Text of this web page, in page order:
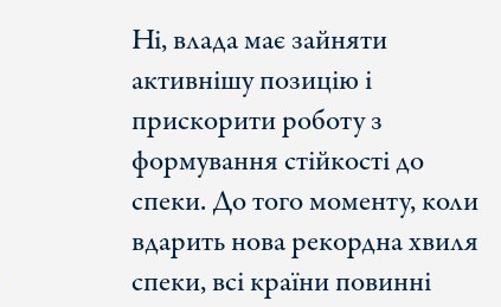
Ні, влада має зайняти
активнішу позицію і
прискорити роботу з
формування стійкості до
спеки. До того моменту, коли
вдарить нова рекордна хвиля
спеки, всі країни повинні